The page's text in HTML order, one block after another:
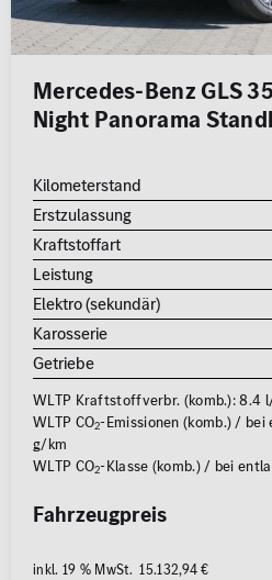
ALLE
ALLE
Erstzulassung
2008
0 km
Reichweite (elektrisch)
0 km
Leistung (PS)
MB Rent Fahrzeug
Mercedes-Benz GLS
Night Panorama
Kilometerstand
Erstzulassung
Kraftstoffart
Leistung
Elektro (sekundär)
Karosserie
Getriebe
WLTP Kraftstoffverbr. (komb.): 8.4
WLTP CO2-Emissionen (komb.) /
g/km
WLTP CO2-Klasse (komb.) / bei
Fahrzeugpreis
inkl. 19 % MwSt. 15.132,94 €